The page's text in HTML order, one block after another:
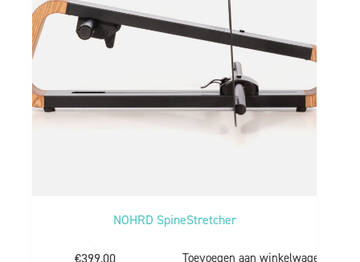
NOHRD SpineStretcher
€399,00 Toevoegen aan winkelwagen